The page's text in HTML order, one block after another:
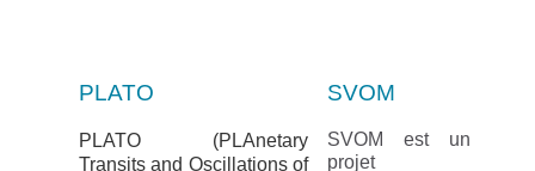
PLATO
PLATO (PLAnetary
Transits and Oscillations of
SVOM
SVOM est un
projet